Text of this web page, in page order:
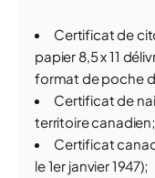
Certificat de
papier 8,5 x 11
format de poche
Certificat de
territoire canadien;
Certificat
le 1er janvier 1947);